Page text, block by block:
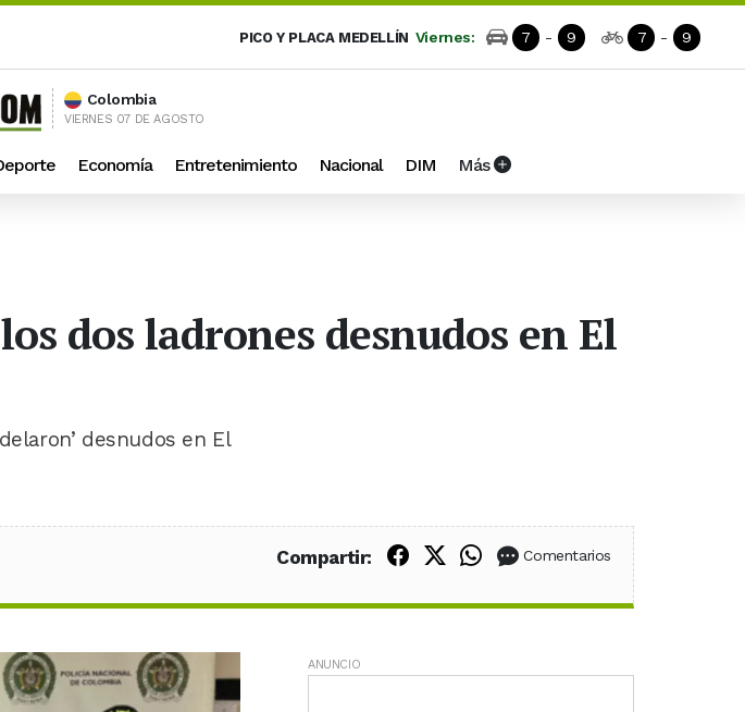
PICO Y PLACA MEDELLÍN Viernes: 7 - 9 7 - 9
Colombia
VIERNES 07 DE AGOSTO
Economía Entretenimiento Nacional DIM Más
dos ladrones desnudos en El
desnudos en El
Compartir: Compartir en Facebook
Compartir en X (Twitter)
Compartir en WhatsApp
Comentarios
ANUNCIO